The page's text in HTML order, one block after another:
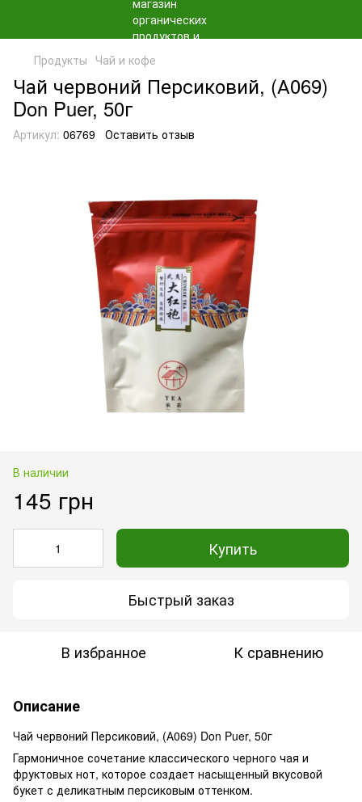
Продукты Чай и кофе
Чай червоний Персиковий, (А069)
Don Puer, 50г
Артикул: 06769 Оставить отзыв
В наличии
145 грн
Купить
Быстрый заказ
В избранное К сравнению
Описание
Чай червоний Персиковий, (А069) Don Puer, 50г
Гармоничное сочетание классического черного чая и
фруктовых нот, которое создает насыщенный вкусовой
букет с деликатным персиковым оттенком.